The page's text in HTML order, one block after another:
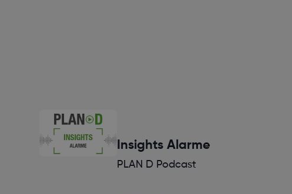
Insights Alarme
PLAN D Podcast